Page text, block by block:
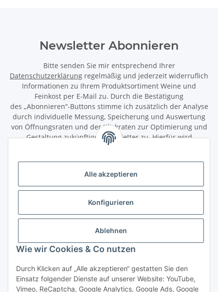
Alle akzeptieren
Konfigurieren
Ablehnen
Wie wir Cookies & Co nutzen
Durch Klicken auf „Alle akzeptieren“ gestatten Sie den
Einsatz folgender Dienste auf unserer Website: YouTube,
Vimeo, ReCaptcha, Google Analytics, Google Ads, Google
Newsletter Abonnieren
Bitte senden Sie mir entsprechend Ihrer
Datenschutzerklärung regelmäßig und jederzeit widerruflich
Informationen zu Ihrem Produktsortiment Weine und
Feinkost per E-Mail zu. Durch die Bestätigung
des „Abonnieren“-Buttons stimme ich zusätzlich der Analyse
durch individuelle Messung, Speicherung und Auswertung
von Öffnungsraten und der Klickraten zur Optimierung und
Gestaltung zukünftiger Newsletter zu. Hierfür wird
das Nutzungsverhalten in pseudonymisierter Form
Wirkung für die Zukunft über den Link in unserem Newsletter
abbestellen / widerrufen.
Gesetzliche Informationen
Informationen